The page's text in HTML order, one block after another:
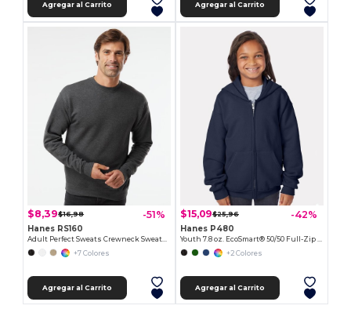
Agregar al Carrito Agregar al Carrito
$8,39$16,98 -51%
Hanes RS160
Adult Perfect Sweats Crewneck Sweatshirt
+7 Colores
Agregar al Carrito
$15,09$25,96 -42%
Hanes P480
Youth 7.8 oz. EcoSmart® 50/50 Full-Zip Hooded Sweatshirt
+2 Colores
Agregar al Carrito